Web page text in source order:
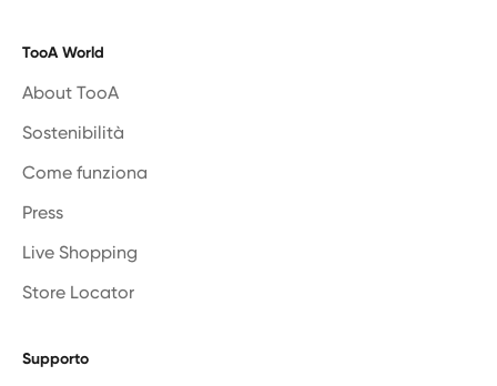
TooA World
About TooA
Sostenibilità
Come funziona
Press
Live Shopping
Store Locator
Supporto